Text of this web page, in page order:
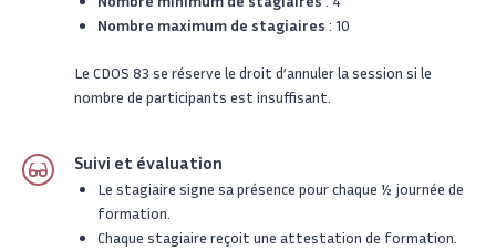
Nombre maximum de stagiaires : 10
Le CDOS 83 se réserve le droit d’annuler la session si le
nombre de participants est insuffisant.
Suivi et évaluation
Le stagiaire signe sa présence pour chaque 1⁄2 journée de
formation.
Chaque stagiaire reçoit une attestation de formation.